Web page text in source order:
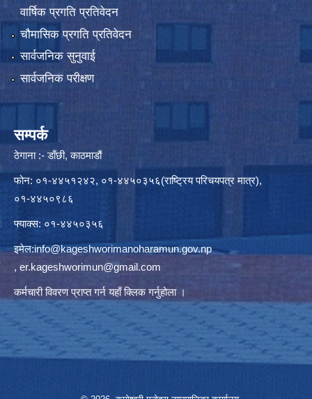
वार्षिक प्रगति प्रतिवेदन
चौमासिक प्रगति प्रतिवेदन
सार्वजनिक सुनुवाई
सार्वजनिक परीक्षण
सम्पर्क
ठेगाना :- डाँछी, काठमाडौं
फोन: ०१-४४५१२४२, ०१-४४५०३५६(राष्ट्रिय परिचयपत्र मात्र),
०१-४४५०९८६
फ्याक्स: ०१-४४५०३५६
इमेल:info@kageshworimanoharamun.gov.np
, er.kageshworimun@gmail.com
कर्मचारी विवरण प्राप्त गर्नयहाँ क्लिकगर्नुहोला ।